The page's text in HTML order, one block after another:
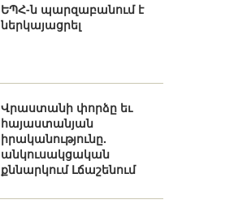
ԵՊՀ-ն պարզաբանում է
ներկայացրել
Վրաստանի փորձը եւ
հայաստանյան
իրականությունը.
անկուսակցական
քննարկում Լճաշենում